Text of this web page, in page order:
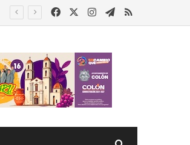
FacebookInstagram
Telegram
RSS